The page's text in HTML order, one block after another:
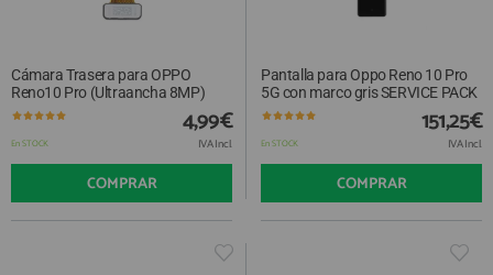
Cámara Trasera para OPPO
Reno10 Pro (Ultraancha 8MP)
En STOCK
4,99€
IVA Incl.
COMPRAR
Pantalla para Oppo Reno 10 Pro
5G con marco gris SERVICE PACK
En STOCK
151,25€
IVA Incl.
COMPRAR